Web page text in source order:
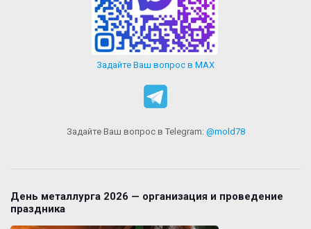
Задайте Ваш вопрос в MAX
Задайте Ваш вопрос в Telegram: @mold78
День металлурга 2026 — организация и проведение
праздника